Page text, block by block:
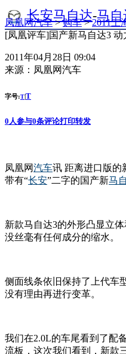
长安马自达-马自
凤凰网汽车>购车>2011上
[凤凰评车]国产新马自达3
2011年04月28日 09:04
来源： 凤凰网汽车
字号:T|T
0 人参与0条评论打印转发
凤凰网汽车讯 距离进口版的
带有“长安”二字的国产新马
新款马自达3的外形凸显立
没丝毫有任何成分的缩水。
侧面线条依旧保持了上代车
没有理由再进行变革。
我们在2.0L的车尾看到了配
流板，这次我们看到，新款